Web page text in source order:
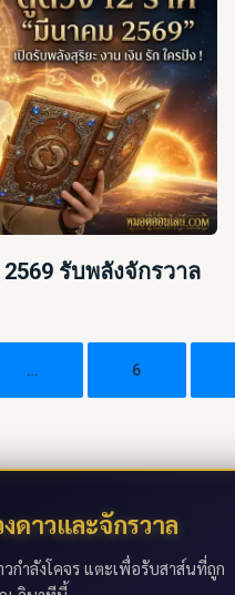
รับพลังจักรวาล
… 6
ดาวและจักรวาล
กำลังโคจร แตะเพื่อรับสาส์นที่ถูก